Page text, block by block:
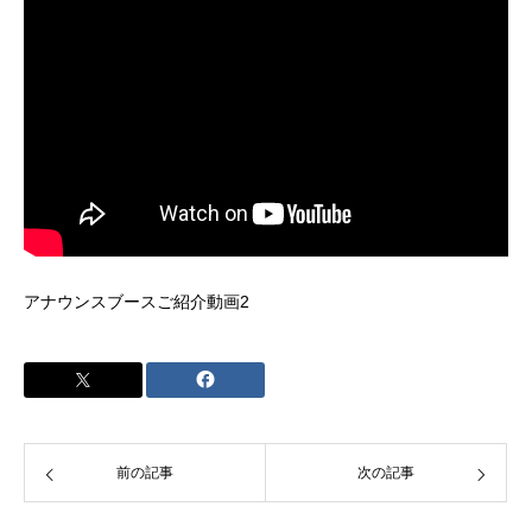
アナウンスブースご紹介動画2
前の記事 次の記事